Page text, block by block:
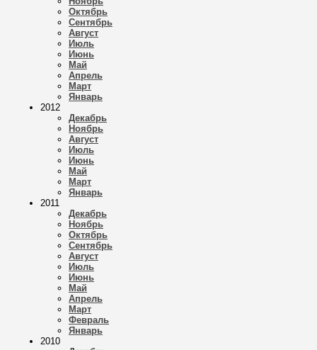
Октябрь
Сентябрь
Август
Июль
Июнь
Май
Апрель
Март
Январь
2012
Декабрь
Ноябрь
Август
Июль
Июнь
Май
Март
Январь
2011
Декабрь
Ноябрь
Октябрь
Сентябрь
Август
Июль
Июнь
Май
Апрель
Март
Февраль
Январь
2010